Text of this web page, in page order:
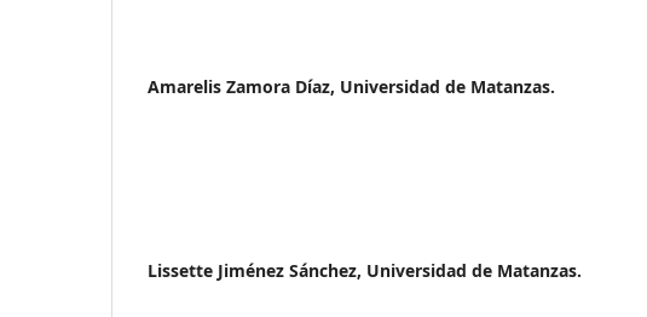
Amarelis Zamora Díaz, Universidad de Matanzas.
Lissette Jiménez Sánchez, Universidad de Matanzas.